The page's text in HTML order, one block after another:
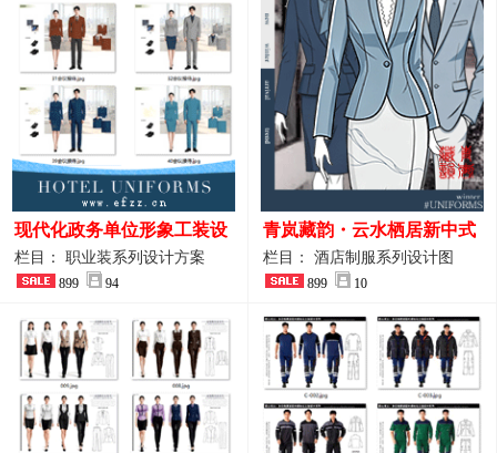
现代化政务单位形象工装设
计｜国风会务接待西装制服
整套方案
栏目： 职业装系列设计方案
899 94
青岚藏韵・云水栖居新中式
酒店全岗位制服设计原创作
品图
栏目： 酒店制服系列设计图
899 10